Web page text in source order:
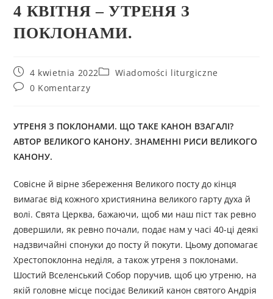
4 КВІТНЯ – УТРЕНЯ З
ПОКЛОНАМИ.
4 kwietnia 2022
Wiadomości liturgiczne
0 Komentarzy
УТРЕНЯ З ПОКЛОНАМИ. ЩО ТАКЕ КАНОН ВЗАГАЛІ?
АВТОР ВЕЛИКОГО КАНОНУ. ЗНАМЕННІ РИСИ ВЕЛИКОГО
КАНОНУ.
Совісне й вірне збереження Великого посту до кінця
вимагає від кожного християнина великого гарту духа й
волі. Свята Церква, бажаючи, щоб ми наш піст так ревно
довершили, як ревно почали, подає нам у часі 40-ці деякі
надзвичайні спонуки до посту й покути. Цьому допомагає
Хрестопоклонна неділя, а також утреня з покло­нами.
Шостий Вселенський Собор поручив, щоб цю утреню, на
якій головне місце посідає Великий канон святого Андрія